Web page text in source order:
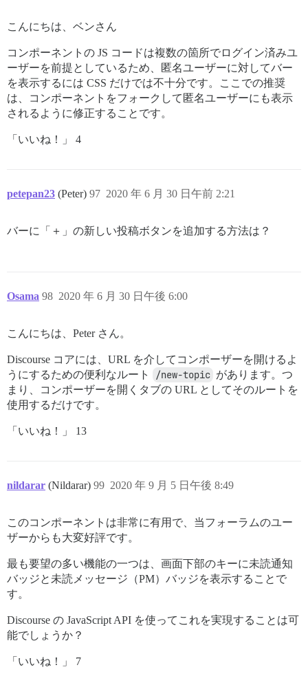
こんにちは、ベンさん
コンポーネントの JS コードは複数の箇所でログイン済みユ
ーザーを前提としているため、匿名ユーザーに対してバー
を表示するには CSS だけでは不十分です。ここでの推奨
は、コンポーネントをフォークして匿名ユーザーにも表示
されるように修正することです。
「いいね！」 4
petepan23 (Peter) 2020 年 6 月 30 日午前 2:21
97
バーに「＋」の新しい投稿ボタンを追加する方法は？
Osama 2020 年 6 月 30 日午後 6:00
98
こんにちは、Peter さん。
Discourse コアには、URL を介してコンポーザーを開けるよ
うにするための便利なルート
/new-topic があります。つ
まり、コンポーザーを開くタブの URL としてそのルートを
使用するだけです。
「いいね！」 13
nildarar (Nildarar) 2020 年 9 月 5 日午後 8:49
99
このコンポーネントは非常に有用で、当フォーラムのユー
ザーからも大変好評です。
最も要望の多い機能の一つは、画面下部のキーに未読通知
バッジと未読メッセージ（PM）バッジを表示することで
す。
Discourse の JavaScript API を使ってこれを実現することは可
能でしょうか？
「いいね！」 7